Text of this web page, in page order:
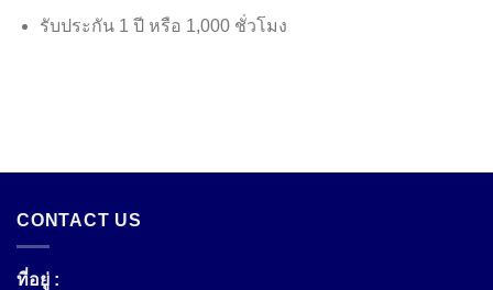
รับประกัน 1 ปี หรือ 1,000 ชั่วโมง
CONTACT US
ที่อยู่ :